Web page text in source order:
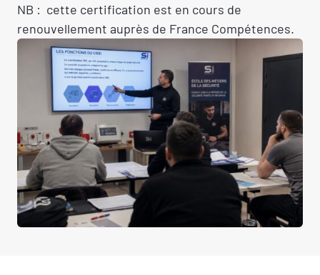
NB : cette certification est en cours de
renouvellement auprès de France Compétences.